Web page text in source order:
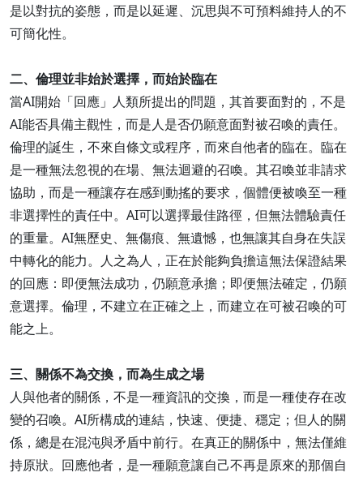
是以對抗的姿態，而是以延遲、沉思與不可預料維持人的不
可簡化性。
二、倫理並非始於選擇，而始於臨在
當AI開始「回應」人類所提出的問題，其首要面對的，不是
AI能否具備主觀性，而是人是否仍願意面對被召喚的責任。
倫理的誕生，不來自條文或程序，而來自他者的臨在。臨在
是一種無法忽視的在場、無法迴避的召喚。其召喚並非請求
協助，而是一種讓存在感到動搖的要求，個體便被喚至一種
非選擇性的責任中。AI可以選擇最佳路徑，但無法體驗責任
的重量。AI無歷史、無傷痕、無遺憾，也無讓其自身在失誤
中轉化的能力。人之為人，正在於能夠負擔這無法保證結果
的回應：即便無法成功，仍願意承擔；即便無法確定，仍願
意選擇。倫理，不建立在正確之上，而建立在可被召喚的可
能之上。
三、關係不為交換，而為生成之場
人與他者的關係，不是一種資訊的交換，而是一種使存在改
變的召喚。AI所構成的連結，快速、便捷、穩定；但人的關
係，總是在混沌與矛盾中前行。在真正的關係中，無法僅維
持原狀。回應他者，是一種願意讓自己不再是原來的那個自